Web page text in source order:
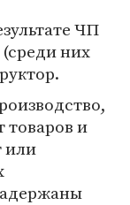
ЧП
них
товаров и
или